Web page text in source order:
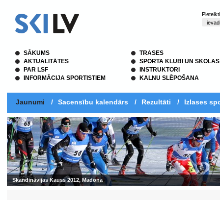
SĀKUMS
AKTUALITĀTES
PAR LSF
INFORMĀCIJA SPORTISTIEM
TRASES
SPORTA KLUBI UN SKOLAS
INSTRUKTORI
KALNU SLĒPOŠANA
Jaunumi / Sacensību kalendārs / Rezultāti / Izlases
Skandināvijas Kauss 2012, Madona